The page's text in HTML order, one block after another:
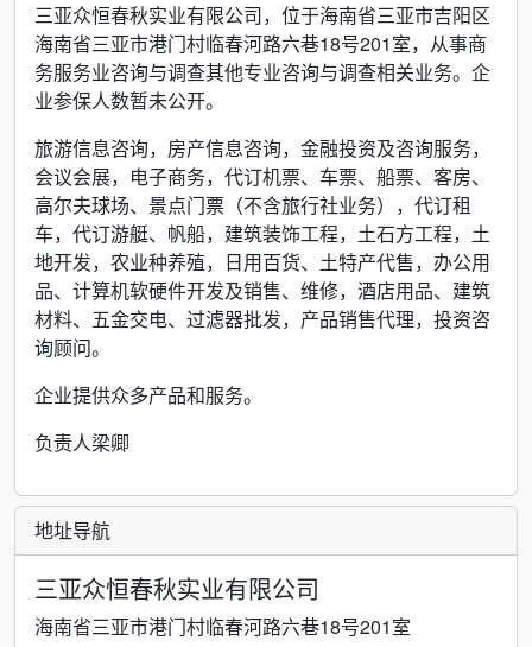
三亚众恒春秋实业有限公司，位于海南省三亚市吉阳区
海南省三亚市港门村临春河路六巷18号201室，从事商
务服务业咨询与调查其他专业咨询与调查相关业务。企
业参保人数暂未公开。
旅游信息咨询，房产信息咨询，金融投资及咨询服务，
会议会展，电子商务，代订机票、车票、船票、客房、
高尔夫球场、景点门票（不含旅行社业务），代订租
车，代订游艇、帆船，建筑装饰工程，土石方工程，土
地开发，农业种养殖，日用百货、土特产代售，办公用
品、计算机软硬件开发及销售、维修，酒店用品、建筑
材料、五金交电、过滤器批发，产品销售代理，投资咨
询顾问。
企业提供众多产品和服务。
负责人梁卿
地址导航
三亚众恒春秋实业有限公司
海南省三亚市港门村临春河路六巷18号201室